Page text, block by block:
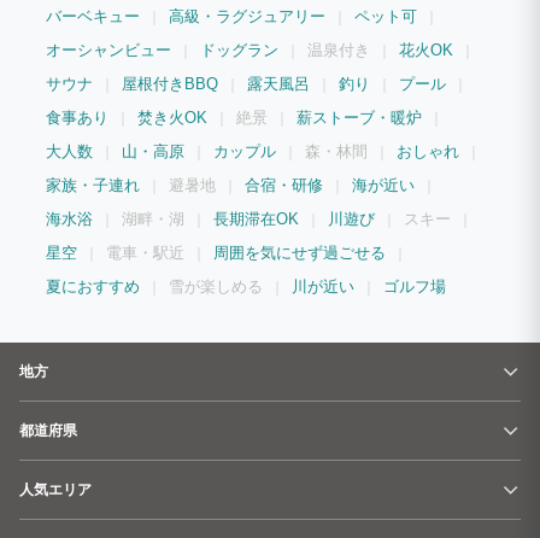
バーベキュー 高級・ラグジュアリー
ペット可
オーシャンビュー
ドッグラン 温泉付き
花火OK
サウナ
屋根付きBBQ 露天風呂 釣り
プール
食事あり
焚き火OK 絶景
薪ストーブ・暖炉
大人数
山・高原 カップル 森・林間
おしゃれ
家族・子連れ
避暑地 合宿・研修
海が近い
海水浴
湖畔・湖 長期滞在OK 川遊び
スキー
星空
電車・駅近
周囲を気にせず過ごせる
夏におすすめ
雪が楽しめる 川が近い ゴルフ場
地方
都道府県
人気エリア